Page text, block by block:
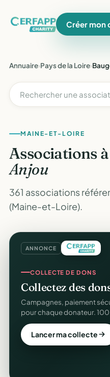
Créer mon
Annuaire›Pays de la Loire›
MAINE-ET-LOIRE
Associations à
Anjou
361 associations
(Maine-et-Loire).
ANNONCE
COLLECTE DE DONS
Collectez des
Campagnes, paiement
pour chaque donateur.
Lancer ma collecte